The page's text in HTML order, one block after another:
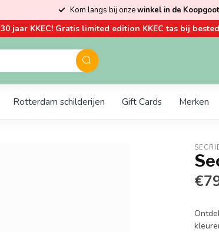
Kom langs bij onzewinkel in de Koopgoot
30 jaar KKEC! Gratis limited edition KKEC tas bij
Rotterdam schilderijen Gift Cards Merken